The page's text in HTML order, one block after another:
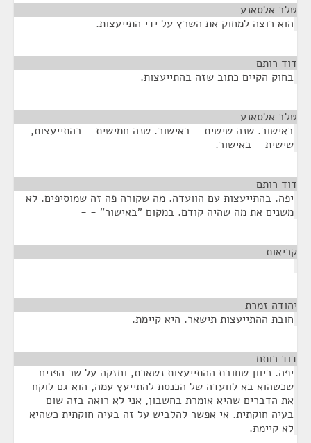
טלב אלסאנע
הוא רוצה למחוק את השרץ על ידי התייעצות.
דוד רותם
בחוק הקיים כתוב שזה בהתייעצות.
טלב אלסאנע
באישור. שנה שישית – באישור. שנה חמישית – בהתייעצות,
שישית – באישור.
דוד רותם
יפה. בהתייעצות עם הוועדה. מה שקורה פה זה שמוסיפים. לא
משנים את מה שהיה קודם. במקום "באישור" - -
קריאות
- - -
יהודה זמרת
חובת ההתייעצות תישאר. היא קיימת.
דוד רותם
יפה. כיוון שחובת ההתייעצות נשארת, וחזקה על שר הפנים
שכשהוא בא לוועדה של הכנסת להתייעץ עמה, הוא גם לוקח
את הדברים שהיא אומרת בחשבון, אני לא רואה בזה שום
בעיה חוקתית. אי אפשר להלביש על זה בעיה חוקתית כשהיא
לא קיימת.